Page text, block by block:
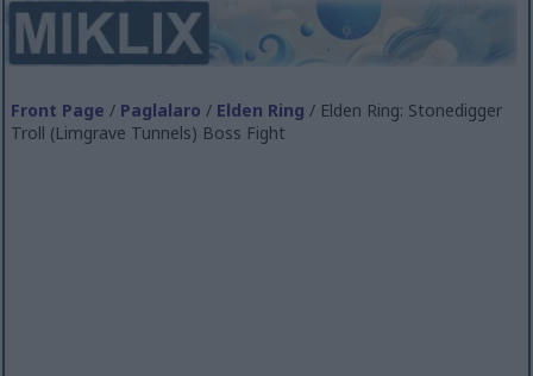
Front Page / Paglalaro / Elden Ring / Elden Ring: Stonedigger
Troll (Limgrave Tunnels) Boss Fight